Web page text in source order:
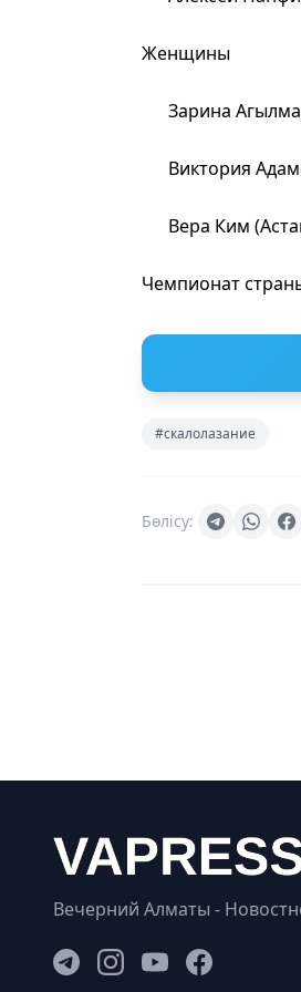
Женщины
Зарина
Виктория
Вера Ким
Чемпионат
#скалолазание
Бөлісу:
Вечерний Алматы -